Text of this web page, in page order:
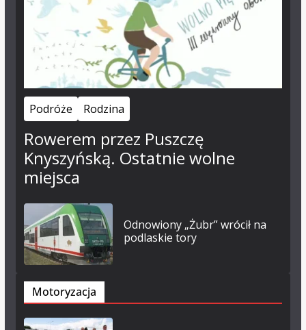
Podróże Rodzina
Rowerem przez Puszczę
Knyszyńską. Ostatnie wolne
miejsca
Odnowiony „Żubr” wrócił na
podlaskie tory
Motoryzacja